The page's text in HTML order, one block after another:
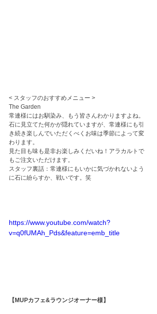
< スタッフのおすすめメニュー >
The Garden
常連様にはお馴染み、もう皆さんわかりますよね。
石に見立てた何かが隠れていますが、常連様にも引
き続き楽しんでいただくべくお味は季節によって変
わります。
見た目も味も是非お楽しみくだいね！アラカルトで
もご注文いただけます。
スタッフ裏話：常連様にもいかに気づかれないよう
に石に紛らすか、戦いです。笑
https://www.youtube.com/watch?
v=q0fUMAh_Pds&feature=emb_title
【MUPカフェ&ラウンジオーナー様】